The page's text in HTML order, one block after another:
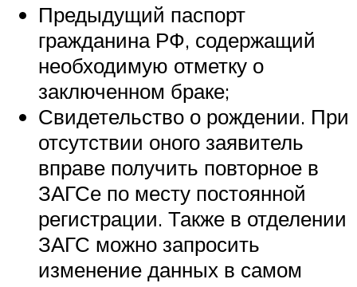
Предыдущий паспорт
гражданина РФ, содержащий
необходимую отметку о
заключенном браке;
Свидетельство о рождении. При
отсутствии оного заявитель
вправе получить повторное в
ЗАГСе по месту постоянной
регистрации. Также в отделении
ЗАГС можно запросить
изменение данных в самом